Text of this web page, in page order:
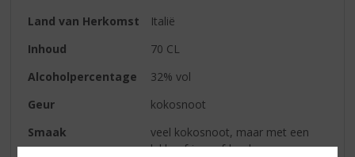
Land van Herkomst
Italië
Inhoud
70 CL
Alcoholpercentage
32% vol
Geur
kokosnoot
Smaak
veel kokosnoot, maar met een
lekker frisse afdronk.